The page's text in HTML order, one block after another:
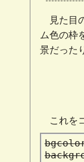
見た目
ム色の枠
景だった
これを